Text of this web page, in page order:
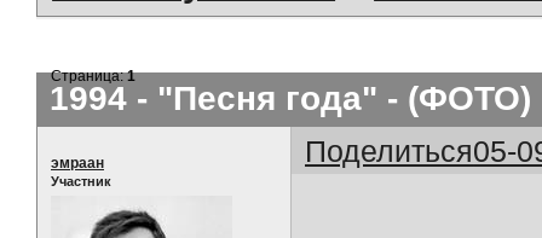
1994 - "Песня года" - (ФОТО)
Страница:1
Поделиться05-
эмраан
Участник